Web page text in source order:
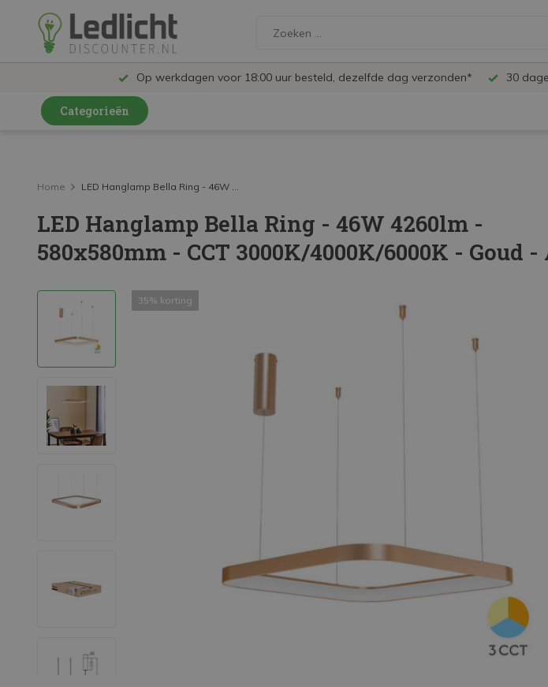
Op werkdagen voor 18:00 uur besteld, dezelfde dag verzonden* 30
Categorieën
LED Railspots
LED Panelen
LED TL
LED Schijnwerpers
Decoratieve verlichting
LED Noodverlichting
Mega Sale
Home LED Hanglamp Bella Ring - 46W ...
LED Hanglamp Bella Ring - 46W 4260lm -
580x580mm - CCT 3000K/4000K/6000K - Goud -
35% korting